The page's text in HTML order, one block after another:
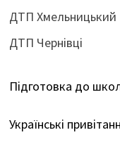
ДТП Хмельницький
ДТП Чернівці
Підготовка до
Українські